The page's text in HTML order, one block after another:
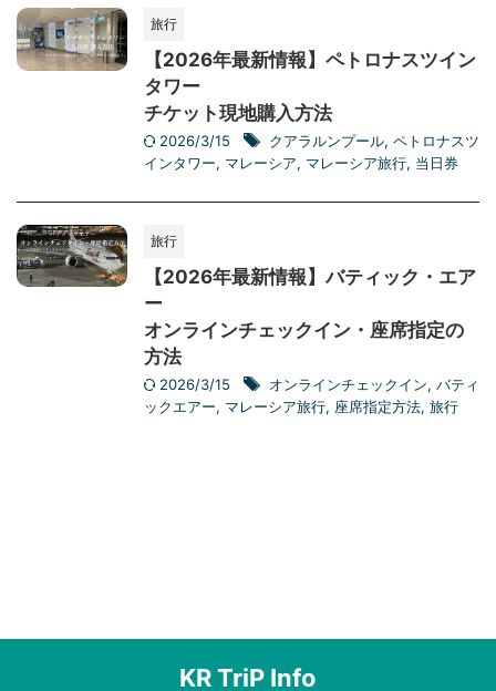
旅行
【2026年最新情報】ペトロナスツイン
タワー
チケット現地購入方法
2026/3/15 クアラルンプール, ペトロナスツ
インタワー, マレーシア, マレーシア旅行, 当日券
旅行
【2026年最新情報】バティック・エア
ー
オンラインチェックイン・座席指定の
方法
2026/3/15 オンラインチェックイン, バティ
ックエアー, マレーシア旅行, 座席指定方法, 旅行
KR TriP Info